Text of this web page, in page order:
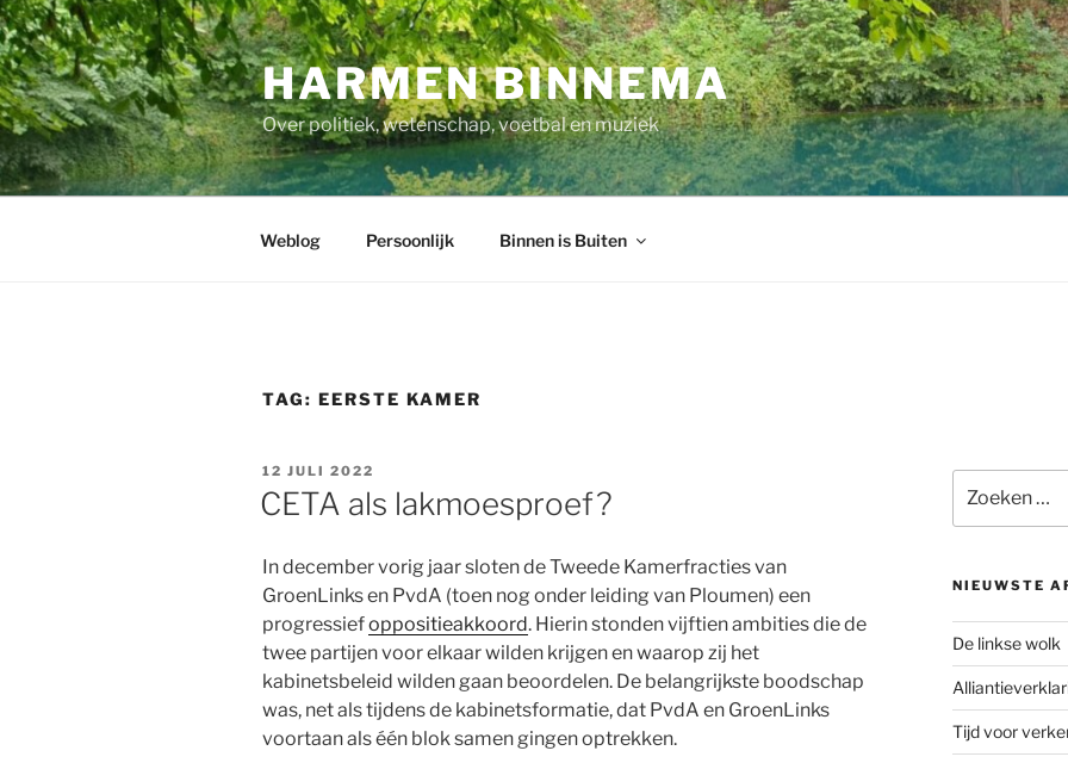
Ga
naar
de
inhoud
HARMEN BINNEMA
Over politiek, wetenschap, voetbal en muziek
Weblog Persoonlijk Binnen is Buiten
TAG: EERSTE KAMER
GEPLAATST
OP
12 JULI 2022
CETA als lakmoesproef?
In december vorig jaar sloten de Tweede Kamerfracties van
GroenLinks en PvdA (toen nog onder leiding van Ploumen) een
progressiefoppositieakkoord. Hierin stonden vijftien ambities die de
twee partijen voor elkaar wilden krijgen en waarop zij het
kabinetsbeleid wilden gaan beoordelen. De belangrijkste boodschap
was, net als tijdens de kabinetsformatie, dat PvdA en GroenLinks
voortaan als één blok samen gingen optrekken.
naar:
NIEUWSTE
De linkse wolk
Tijd voor